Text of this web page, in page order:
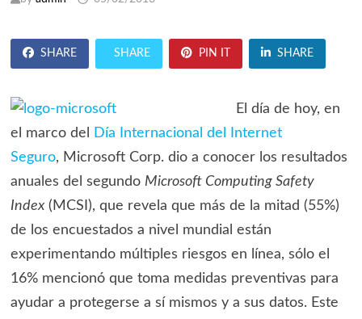
SHARE SHARE PIN IT SHARE
El día de hoy, en
el marco del
Día Internacional del Internet
Seguro, Microsoft Corp. dio a conocer los resultados
anuales del segundo Microsoft Computing Safety
Index(MCSI), que revela que más de la mitad (55%)
de los encuestados a nivel mundial están
experimentando múltiples riesgos en línea, sólo el
16% mencionó que toma medidas preventivas para
ayudar a protegerse a sí mismos y a sus datos. Este